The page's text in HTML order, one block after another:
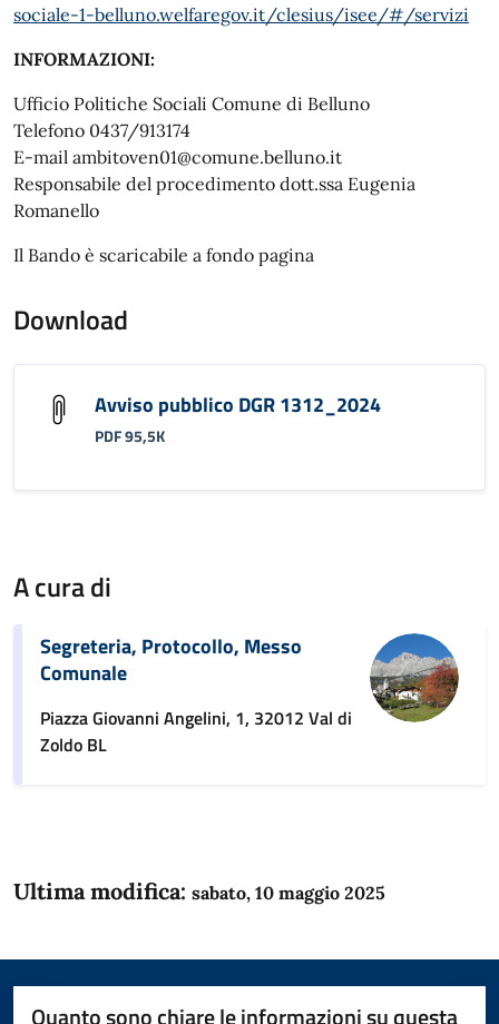
sociale-1-belluno.welfaregov.it/clesius/isee/#/servizi
INFORMAZIONI:
Ufficio Politiche Sociali Comune di Belluno
Telefono 0437/913174
E-mail ambitoven01@comune.belluno.it
Responsabile del procedimento dott.ssa Eugenia
Romanello
Il Bando è scaricabile a fondo pagina
Download
Avviso pubblico DGR 1312_2024
PDF 95,5K
A cura di
Segreteria, Protocollo, Messo
Comunale
Piazza Giovanni Angelini, 1, 32012 Val di
Zoldo BL
Ultima modifica: sabato, 10 maggio 2025
Quanto sono chiare le informazioni su questa